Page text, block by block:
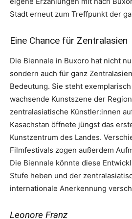
Stadt erneut zum Treffpunkt der
Eine Chance für Zentralasien
Die Biennale in Buxoro hat nicht
sondern auch für ganz
Bedeutung. Sie steht
wachsende Kunstszene der
zentralasiatische Künstler:innen
Kasachstan öffnete jüngst das
Kunstzentrum des Landes.
Filmfestivals zogen außerdem
Die Biennale könnte diese
Stufe heben und der
internationale Anerkennung
Leonore Franz